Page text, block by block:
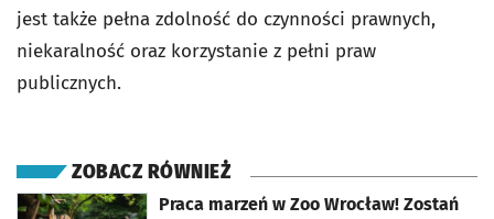
jest także pełna zdolność do czynności prawnych,
niekaralność oraz korzystanie z pełni praw
publicznych.
ZOBACZ RÓWNIEŻ
Praca marzeń w Zoo Wrocław! Zostań
otworzy się w nowej karcie